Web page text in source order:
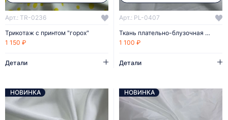
Арт.: TR-0236
Трикотаж с принтом "горох"
1 150 ₽
Детали
Арт.: PL-0407
Ткань плательно-блузочная шифон
1 100 ₽
Детали
НОВИНКА НОВИНКА